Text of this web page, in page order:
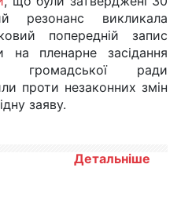
резонанс викликала
попередній запис
на пленарне засідання
громадської ради
проти незаконних змін
заяву.
Детальніше